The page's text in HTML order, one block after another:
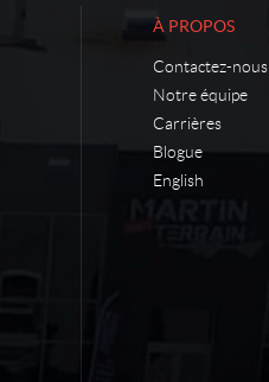
À PROPOS
Contactez-nous
Notre équipe
Carrières
Blogue
English